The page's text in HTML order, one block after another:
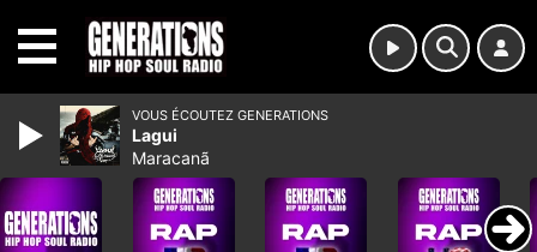
VOUS ÉCOUTEZ GENERATIONS
Lagui
Maracanã